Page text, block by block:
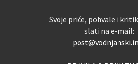
Svoje priče, pohvale i
slati na e-mail: